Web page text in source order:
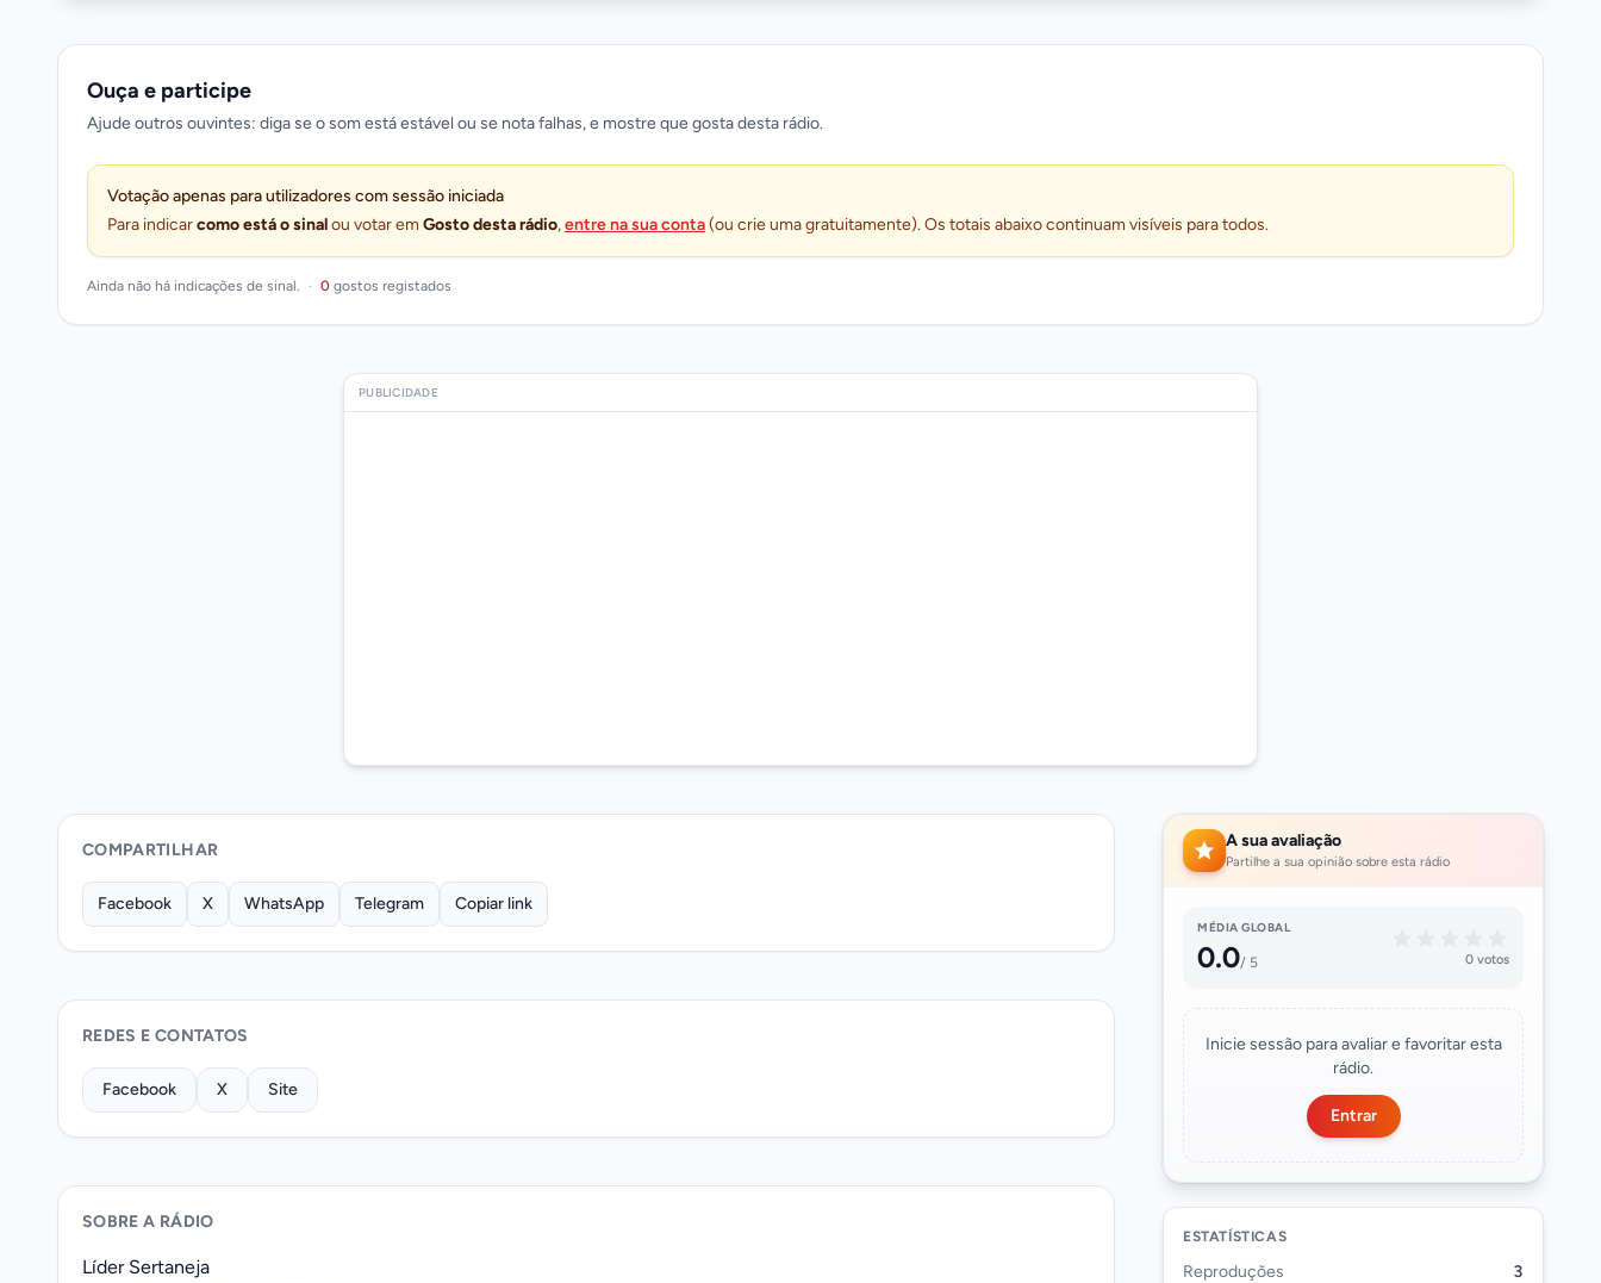
Ouça e participe
Ajude outros ouvintes: diga se o som está estável ou se nota falhas, e mostre que gosta desta rádio.
Votação apenas para utilizadores com sessão iniciada
Para indicarcomo está o sinalou votar emGosto desta rádio,entre na sua conta(ou crie uma gratuitamente). Os totais abaixo continuam visíveis para todos.
Ainda não há indicações de sinal. · 0 gostos registados
PUBLICIDADE
COMPARTILHAR
Facebook X WhatsApp Telegram Copiar link
REDES E CONTATOS
Facebook X Site
SOBRE A RÁDIO
Líder Sertaneja
A sua avaliação
Partilhe a sua opinião sobre esta rádio
MÉDIA GLOBAL
0.0/ 5 0 votos
Inicie sessão para avaliar e favoritar esta
rádio.
Entrar
ESTATÍSTICAS
Reproduções 3